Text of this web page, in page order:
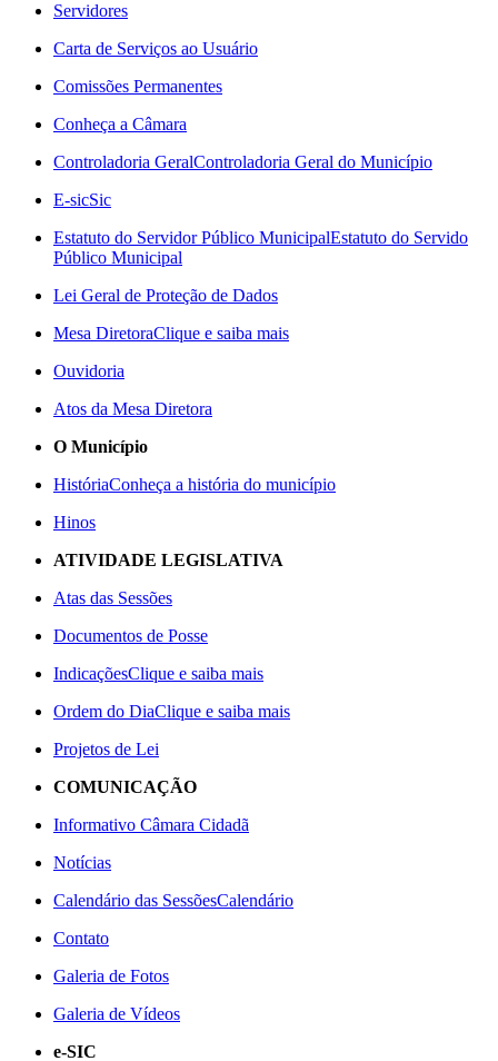
Servidores
Carta de Serviços ao Usuário
Comissões Permanentes
Conheça a Câmara
Controladoria GeralControladoria Geral do Município
E-sicSic
Estatuto do Servidor Público MunicipalEstatuto do Servido
Público Municipal
Lei Geral de Proteção de Dados
Mesa DiretoraClique e saiba mais
Ouvidoria
Atos da Mesa Diretora
O Município
HistóriaConheça a história do município
Hinos
ATIVIDADE LEGISLATIVA
Atas das Sessões
Documentos de Posse
IndicaçõesClique e saiba mais
Ordem do DiaClique e saiba mais
Projetos de Lei
COMUNICAÇÃO
Informativo Câmara Cidadã
Notícias
Calendário das SessõesCalendário
Contato
Galeria de Fotos
Galeria de Vídeos
e-SIC